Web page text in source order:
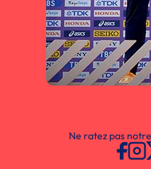
Ne ratez pas